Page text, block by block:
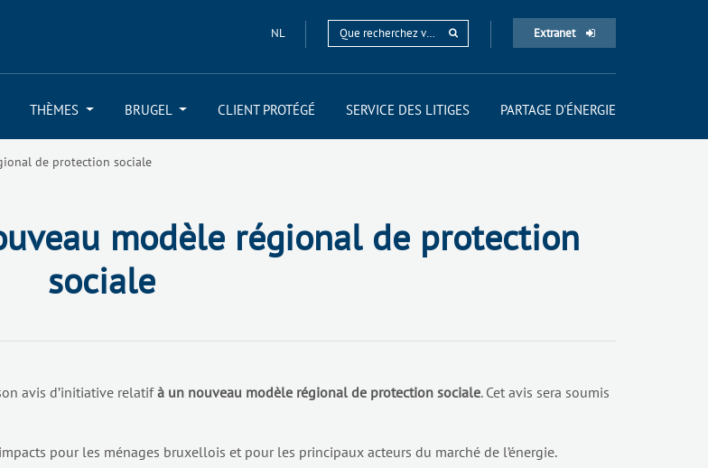
NL Extranet
THÈMES BRUGEL CLIENT PROTÉGÉ SERVICE DES LITIGES PARTAGE D'ÉNERGIE
de protection sociale
modèle régional de protection
sociale
avis d’initiative relatifà un nouveau modèle régional de protection sociale. Cet avis sera soumis
pour les ménages bruxellois et pour les principaux acteurs du marché de l’énergie.